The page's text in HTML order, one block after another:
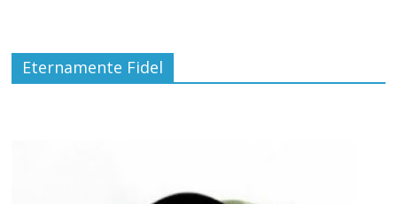
Eternamente Fidel